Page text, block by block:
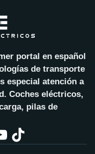
portal en español
de transporte
especial atención a
Coches eléctricos,
pilas de